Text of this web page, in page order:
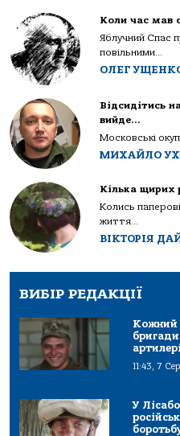
Коли час мав
Яблучний Спас
повільними...
ОЛЕГ
Відсидітись
вийде…
Московські
МИХАЙЛО
Кілька щирих
Колись
життя...
ВІКТОРІЯ
ВИБІР РЕДАКЦІЇ
Кожний
11:43, 7
У